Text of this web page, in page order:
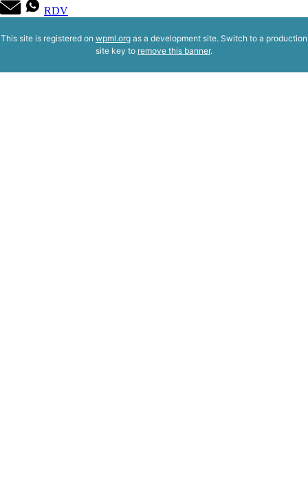
RDV
This site is registered on wpml.org as a development site. Switch to a production
site key to remove this banner.